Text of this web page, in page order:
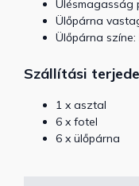
Ülésmagasság
Ülőpárna
Ülőpárna színe:
Szállítási
1 x asztal
6 x fotel
6 x ülőpárna